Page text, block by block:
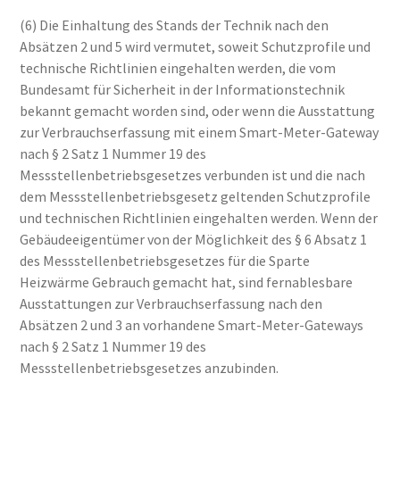
(6) Die Einhaltung des Stands der Technik nach den
Absätzen 2 und 5 wird vermutet, soweit Schutzprofile und
technische Richtlinien eingehalten werden, die vom
Bundesamt für Sicherheit in der Informationstechnik
bekannt gemacht worden sind, oder wenn die Ausstattung
zur Verbrauchserfassung mit einem Smart-Meter-Gateway
nach § 2 Satz 1 Nummer 19 des
Messstellenbetriebsgesetzes verbunden ist und die nach
dem Messstellenbetriebsgesetz geltenden Schutzprofile
und technischen Richtlinien eingehalten werden. Wenn der
Gebäudeeigentümer von der Möglichkeit des § 6 Absatz 1
des Messstellenbetriebsgesetzes für die Sparte
Heizwärme Gebrauch gemacht hat, sind fernablesbare
Ausstattungen zur Verbrauchserfassung nach den
Absätzen 2 und 3 an vorhandene Smart-Meter-Gateways
nach § 2 Satz 1 Nummer 19 des
Messstellenbetriebsgesetzes anzubinden.